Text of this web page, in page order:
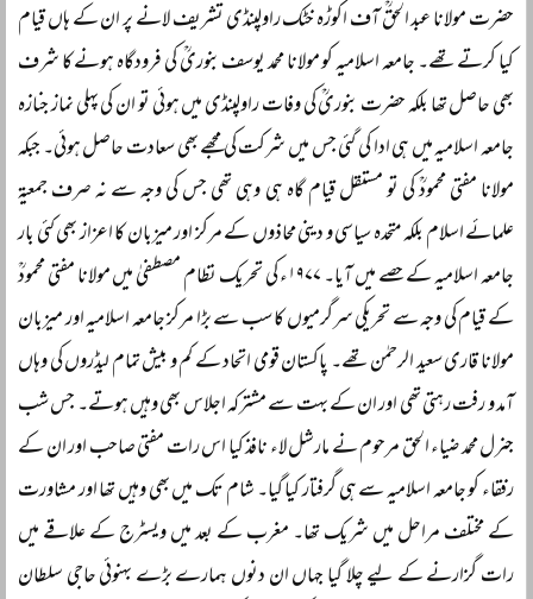
حضرت مولانا عبد الحقؒ آف اکوڑہ خٹک راولپنڈی تشریف لانے پر ان کے ہاں قیام
کیا کرتے تھے۔ جامعہ اسلامیہ کو مولانا محمد یوسف بنوریؒ کی فرودگاہ ہونے کا شرف
بھی حاصل تھا بلکہ حضرت بنوریؒ کی وفات راولپنڈی میں ہوئی تو ان کی پہلی نماز جنازہ
جامعہ اسلامیہ میں ہی ادا کی گئی جس میں شرکت کی مجھے بھی سعادت حاصل ہوئی۔ جبکہ
مولانا مفتی محمودؒ کی تو مستقل قیام گاہ ہی وہی تھی جس کی وجہ سے نہ صرف جمعیۃ
علمائے اسلام بلکہ متحدہ سیاسی و دینی محاذوں کے مرکز اور میزبان کا اعزاز بھی کئی بار
جامعہ اسلامیہ کے حصے میں آیا۔ ۱۹۷۷ء کی تحریک نظام مصطفیٰ میں مولانا مفتی محمودؒ
کے قیام کی وجہ سے تحریکی سرگرمیوں کا سب سے بڑا مرکز جامعہ اسلامیہ اور میزبان
مولانا قاری سعید الرحمٰن تھے۔ پاکستان قومی اتحاد کے کم و بیش تمام لیڈروں کی وہاں
آمد و رفت رہتی تھی اور ان کے بہت سے مشترکہ اجلاس بھی وہیں ہوتے۔ جس شب
جنرل محمد ضیاء الحق مرحوم نے مارشل لاء نافذ کیا اس رات مفتی صاحب اور ان کے
رفقاء کو جامعہ اسلامیہ سے ہی گرفتار کیا گیا۔ شام تک میں بھی وہیں تھا اور مشاورت
کے مختلف مراحل میں شریک تھا۔ مغرب کے بعد میں ویسٹرج کے علاقے میں
رات گزارنے کے لیے چلا گیا جہاں ان دنوں ہمارے بڑے بہنوئی حاجی سلطان